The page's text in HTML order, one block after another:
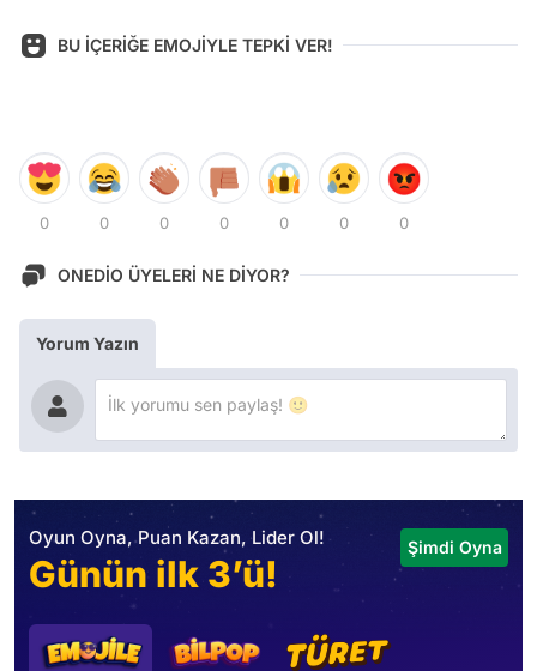
BU İÇERİĞE EMOJİYLE TEPKİ VER!
0 0 0 0 0 0 0
ONEDİO ÜYELERİ NE DİYOR?
Yorum Yazın
Oyun Oyna, Puan Kazan, Lider Ol!
Günün ilk 3’ü!
Şimdi Oyna